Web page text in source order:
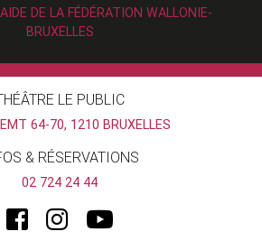
DE LA FÉDÉRATION WALLONIE-
BRUXELLES
LE PUBLIC
64-70, 1210 BRUXELLES
& RÉSERVATIONS
02 724 24 44